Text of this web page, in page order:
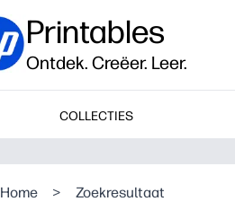
Printables
Ontdek. Creëer. Leer.
COLLECTIES
Home > Zoekresultaat